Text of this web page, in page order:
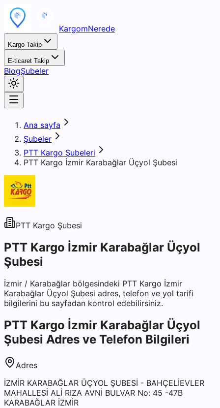
KargomNerede
Kargo Takip
E-ticaret Takip
BlogŞubeler
Ana sayfa
Şubeler
PTT Kargo Şubeleri
PTT Kargo İzmir Karabağlar Üçyol Şubesi
PTT Kargo Şubesi
PTT Kargo İzmir Karabağlar Üçyol
Şubesi
İzmir / Karabağlar bölgesindeki PTT Kargo İzmir
Karabağlar Üçyol Şubesi adres, telefon ve yol tarifi
bilgilerini bu sayfadan kontrol edebilirsiniz.
PTT Kargo İzmir Karabağlar Üçyol
Şubesi Adres ve Telefon Bilgileri
Adres
İZMİR KARABAĞLAR ÜÇYOL ŞUBESİ - BAHÇELİEVLER
MAHALLESİ ALİ RIZA AVNİ BULVAR No: 45 -47B
KARABAĞLAR İZMİR